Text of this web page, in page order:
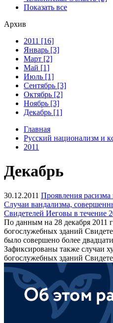
Показать все
Архив
2011 [16]
Январь [3]
Март [2]
Май [1]
Июль [1]
Сентябрь [3]
Октябрь [2]
Ноябрь [3]
Декабрь [1]
Главная
Русский национализм и
2011
Декабрь
30.12.2011 Проявления
Случаи вандализма,
Свидетелей Иеговы в течение
По данным на 28 декабря 2011
богослужебных зданий
было совершено более
Зафиксированы также случаи
богослужебных зданий